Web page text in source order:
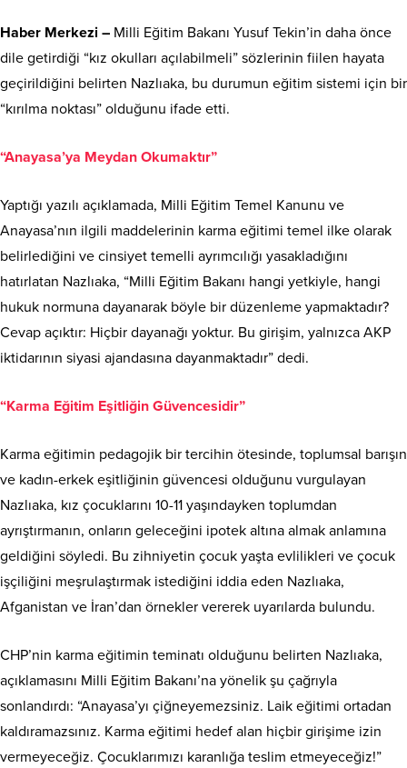
Haber Merkezi – Milli Eğitim Bakanı Yusuf Tekin’in daha önce
dile getirdiği “kız okulları açılabilmeli” sözlerinin fiilen hayata
geçirildiğini belirten Nazlıaka, bu durumun eğitim sistemi için bir
“kırılma noktası” olduğunu ifade etti.
“Anayasa’ya Meydan Okumaktır”
Yaptığı yazılı açıklamada, Milli Eğitim Temel Kanunu ve
Anayasa’nın ilgili maddelerinin karma eğitimi temel ilke olarak
belirlediğini ve cinsiyet temelli ayrımcılığı yasakladığını
hatırlatan Nazlıaka, “Milli Eğitim Bakanı hangi yetkiyle, hangi
hukuk normuna dayanarak böyle bir düzenleme yapmaktadır?
Cevap açıktır: Hiçbir dayanağı yoktur. Bu girişim, yalnızca AKP
iktidarının siyasi ajandasına dayanmaktadır” dedi.
“Karma Eğitim Eşitliğin Güvencesidir”
Karma eğitimin pedagojik bir tercihin ötesinde, toplumsal barışın
ve kadın-erkek eşitliğinin güvencesi olduğunu vurgulayan
Nazlıaka, kız çocuklarını 10-11 yaşındayken toplumdan
ayrıştırmanın, onların geleceğini ipotek altına almak anlamına
geldiğini söyledi. Bu zihniyetin çocuk yaşta evlilikleri ve çocuk
işçiliğini meşrulaştırmak istediğini iddia eden Nazlıaka,
Afganistan ve İran’dan örnekler vererek uyarılarda bulundu.
CHP’nin karma eğitimin teminatı olduğunu belirten Nazlıaka,
açıklamasını Milli Eğitim Bakanı’na yönelik şu çağrıyla
sonlandırdı: “Anayasa’yı çiğneyemezsiniz. Laik eğitimi ortadan
kaldıramazsınız. Karma eğitimi hedef alan hiçbir girişime izin
vermeyeceğiz. Çocuklarımızı karanlığa teslim etmeyeceğiz!”